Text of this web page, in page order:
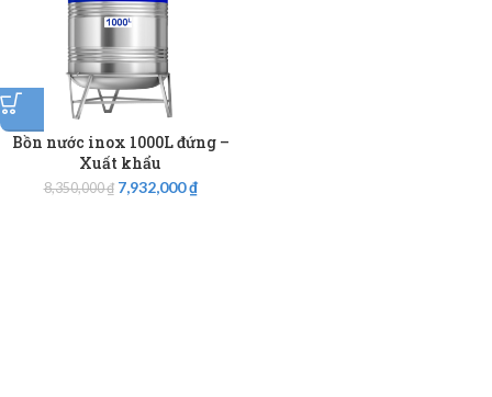
Bồn nước inox 1000L đứng –
Xuất khẩu
8,350,000₫ 7,932,000₫